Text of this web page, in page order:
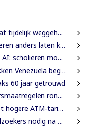
chaos rond Domineestraat
naar Surinaamse houtsector
mondelinge examens doen
beginnen zonder Machado
60 jaar getrouwd
afgesloten Domineestraat
economie op achterstand
in Moeroekreek en 21 Bergi